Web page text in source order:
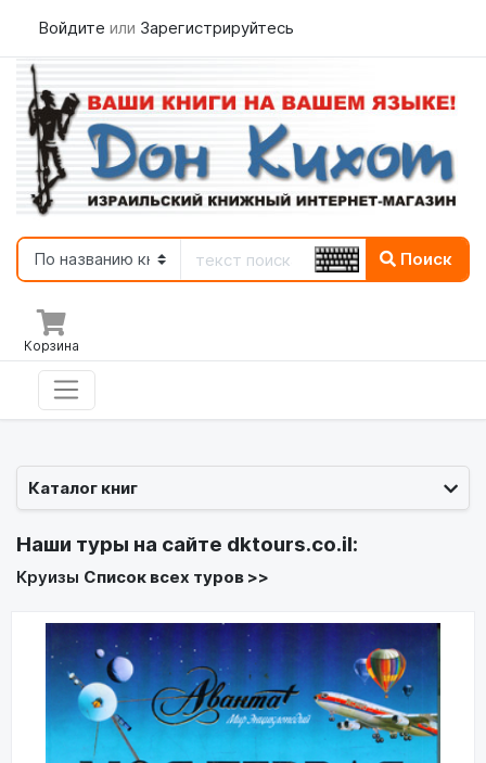
Войдите или Зарегистрируйтесь
Поиск
Корзина
Каталог книг
Наши туры на сайте dktours.co.il:
Круизы Список всех туров >>